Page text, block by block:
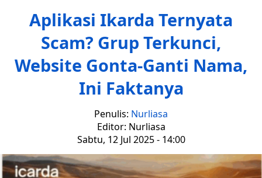
Aplikasi Ikarda Ternyata
Scam? Grup Terkunci,
Website Gonta-Ganti Nama,
Ini Faktanya
Penulis: Nurliasa
Editor: Nurliasa
Sabtu, 12 Jul 2025 - 14:00